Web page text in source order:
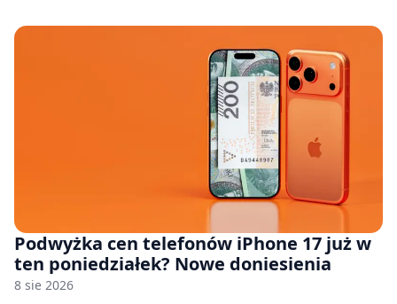
Podwyżka cen telefonów iPhone 17 już w
ten poniedziałek? Nowe doniesienia
8 sie 2026